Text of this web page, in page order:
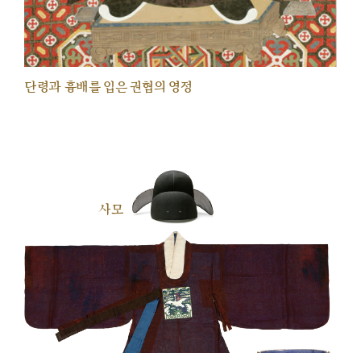
단령과 흉배를 입은 권협의 영정
사모